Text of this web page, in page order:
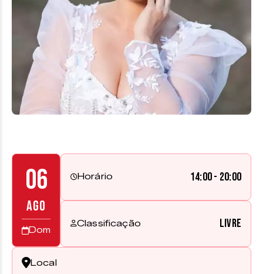
06
AGO
Dom
Horário 14:00 - 20:00
Classificação Livre
Local